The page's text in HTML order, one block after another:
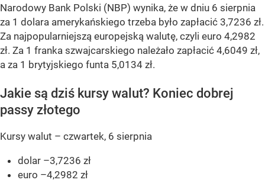
Narodowy Bank Polski (NBP) wynika, że w dniu 6 sierpnia
za 1 dolara amerykańskiego trzeba było zapłacić 3,7236 zł.
Za najpopularniejszą europejską walutę, czyli euro 4,2982
zł. Za 1 franka szwajcarskiego należało zapłacić 4,6049 zł,
a za 1 brytyjskiego funta 5,0134 zł.
Jakie są dziś kursy walut? Koniec dobrej
passy złotego
Kursy walut – czwartek, 6 sierpnia
dolar –3,7236 zł
euro –4,2982 zł